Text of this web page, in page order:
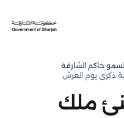
حاكم الشارقة
ذكرى يوم العرش
ملك